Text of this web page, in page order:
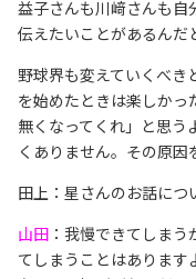
益子さんも川﨑さんも自
伝えたいことがあるんだ
野球界も変えていくべき
を始めたときは楽しか
無くなってくれ」と思う
くありません。その原因
田上：星さんのお話につ
山田 ：我慢できてしま
てしまうことはありま